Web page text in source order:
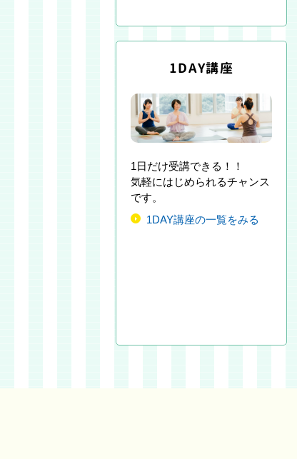
1DAY講座
1日だけ受講できる！！
気軽にはじめられるチャンス
です。
1DAY講座の一覧をみる